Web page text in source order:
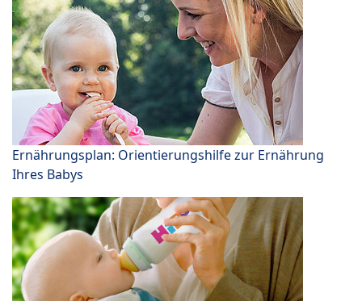
Ernährungsplan: Orientierungshilfe zur Ernährung
Ihres Babys